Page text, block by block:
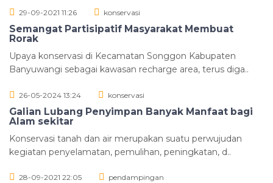
29-09-2021 11:26 konservasi
Semangat Partisipatif Masyarakat Membuat
Rorak
Upaya konservasi di Kecamatan Songgon Kabupaten
Banyuwangi sebagai kawasan recharge area, terus diga..
26-05-2024 13:24 konservasi
Galian Lubang Penyimpan Banyak Manfaat bagi
Alam sekitar
Konservasi tanah dan air merupakan suatu perwujudan
kegiatan penyelamatan, pemulihan, peningkatan, d..
28-09-2021 22:05 pendampingan